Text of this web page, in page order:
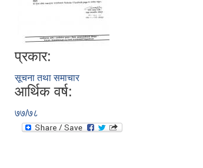
प्रकार:
सूचना तथा समाचार
आर्थिक वर्ष:
७७/७८